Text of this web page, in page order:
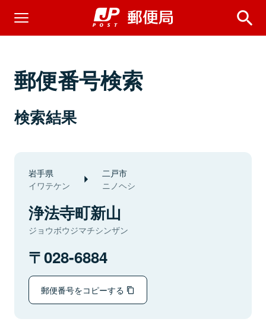
郵便番号検索
検索結果
岩手県
イワテケン
二戸市
ニノヘシ
浄法寺町新山
ジョウボウジマチシンザン
028-6884
郵便番号をコピーする